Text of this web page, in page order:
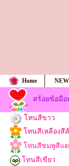
Home
สร้อยข้อมือ
โทนสีขาว
โทนสีเหลืองสี
โทนสีชมพูสีแด
โทนสีเขียว